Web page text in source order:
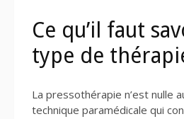
Ce qu’il faut
type de
La pressothérapie n’est nulle
technique paramédicale qui